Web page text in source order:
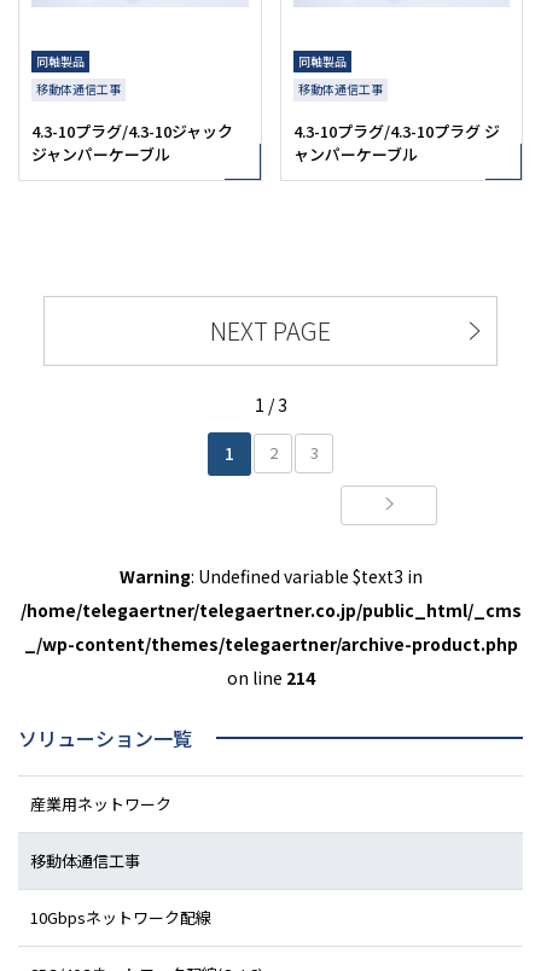
同軸製品
移動体通信工事
4.3-10プラグ/4.3-10ジャック
ジャンパーケーブル
同軸製品
移動体通信工事
4.3-10プラグ/4.3-10プラグ ジ
ャンパーケーブル
NEXT PAGE
1 / 3
1
2 3
Warning: Undefined variable $text3 in
/home/telegaertner/telegaertner.co.jp/public_html/_cms
_/wp-content/themes/telegaertner/archive-product.php
on line 214
ソリューション一覧
産業用ネットワーク
移動体通信工事
10Gbpsネットワーク配線